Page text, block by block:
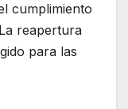
cumplimiento
reapertura
para las